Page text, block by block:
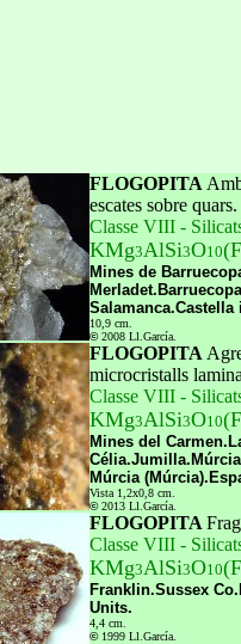
FLOGOPITA
escates sobre quars.
Classe VIII -
KMg3AlSi3O10
Mines de
10,9 cm.
©2008 Ll.García.
FLOGOPITA
microcristalls
Classe VIII -
KMg3AlSi3O10
Mines del
Múrcia
Vista 1,2x0,8 cm.
©2013 Ll.García.
FLOGOPITA
Classe VIII -
KMg3AlSi3O10
Franklin.Sussex
Units.
4,4 cm.
©1999 Ll.García.